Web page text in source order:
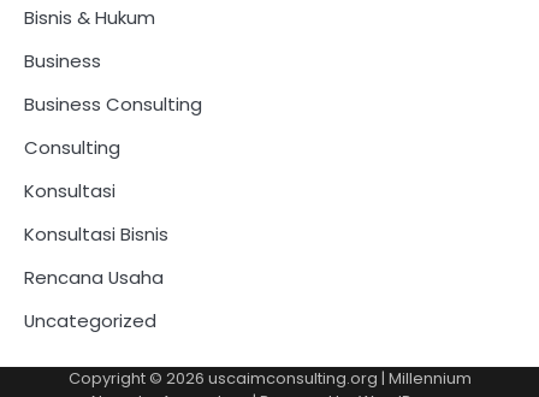
Bisnis & Hukum
Business
Business Consulting
Consulting
Konsultasi
Konsultasi Bisnis
Rencana Usaha
Uncategorized
Copyright © 2026 uscaimconsulting.org | Millennium